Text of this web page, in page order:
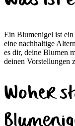
Ein Blumenigel ist
eine nachhaltige
es dir, deine Blumen
deinen Vorstellungen
Woher